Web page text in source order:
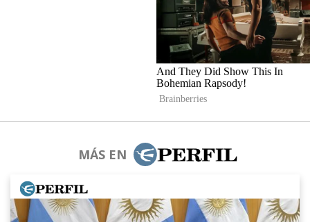
MÁS EN